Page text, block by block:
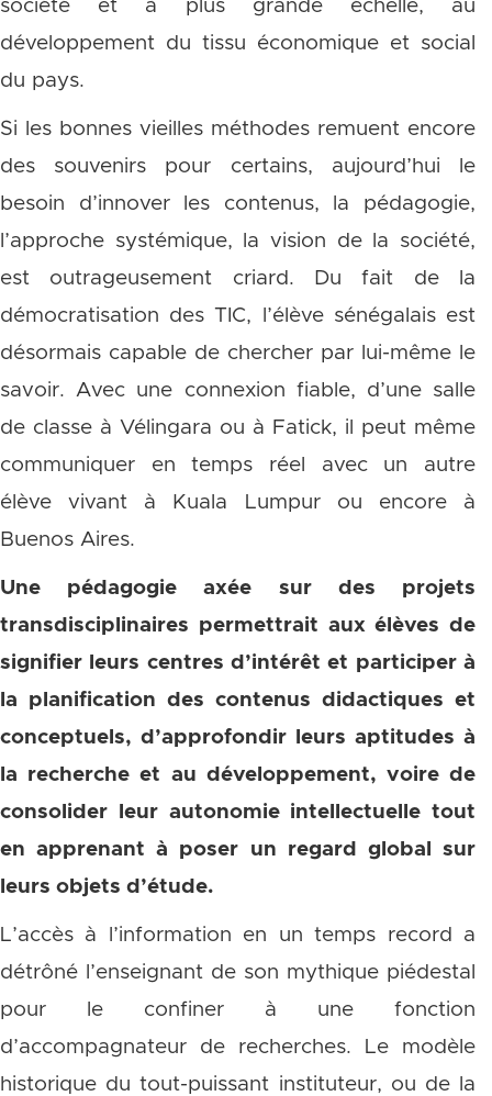
société et à plus grande échelle, au
développement du tissu économique et social
du pays.
Si les bonnes vieilles méthodes remuent encore
des souvenirs pour certains, aujourd’hui le
besoin d’innover les contenus, la pédagogie,
l’approche systémique, la vision de la société,
est outrageusement criard. Du fait de la
démocratisation des TIC, l’élève sénégalais est
désormais capable de chercher par lui-même le
savoir. Avec une connexion fiable, d’une salle
de classe à Vélingara ou à Fatick, il peut même
communiquer en temps réel avec un autre
élève vivant à Kuala Lumpur ou encore à
Buenos Aires.
Une pédagogie axée sur des projets
transdisciplinaires permettrait aux élèves de
signifier leurs centres d’intérêt et participer à
la planification des contenus didactiques et
conceptuels, d’approfondir leurs aptitudes à
la recherche et au développement, voire de
consolider leur autonomie intellectuelle tout
en apprenant à poser un regard global sur
leurs objets d’étude.
L’accès à l’information en un temps record a
détrôné l’enseignant de son mythique piédestal
pour le confiner à une fonction
d’accompagnateur de recherches. Le modèle
historique du tout-puissant instituteur, ou de la